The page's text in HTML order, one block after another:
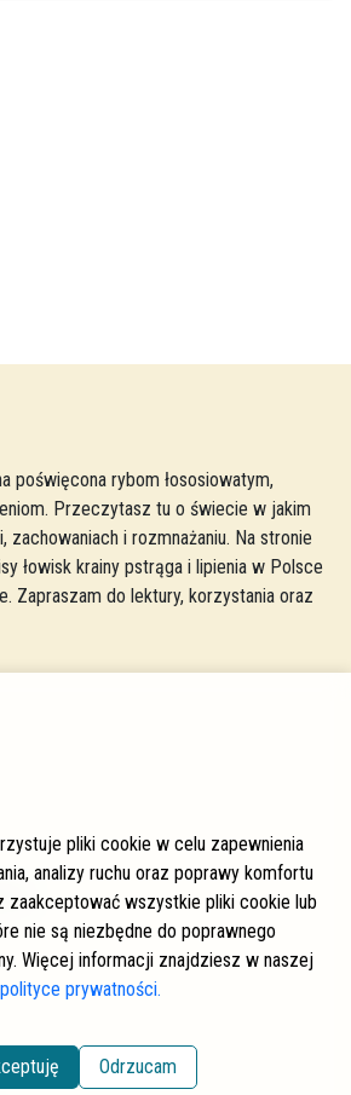
poświęcona rybom łososiowatym,
Przeczytasz tu o świecie w jakim
zachowaniach i rozmnażaniu. Na stronie
łowisk krainy pstrąga i lipienia w Polsce
Zapraszam do lektury, korzystania oraz
pliki cookie w celu zapewnienia
analizy ruchu oraz poprawy komfortu
zaakceptować wszystkie pliki cookie lub
nie są niezbędne do poprawnego
Więcej informacji znajdziesz w naszej
polityce prywatności.
Odrzucam